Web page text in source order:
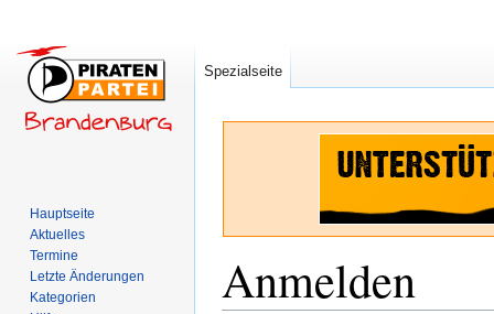
Anmelden
Spezialseite
Hauptseite
Aktuelles
Termine
Letzte Änderungen
Kategorien